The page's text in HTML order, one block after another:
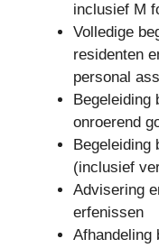
inclusief M
Volledige
residenten
personal
Begeleiding
onroerend
(inclusief
Advisering
erfenissen
Afhandeling